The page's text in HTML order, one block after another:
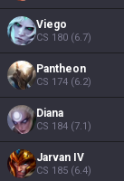
Viego
CS 180 (6.7)
Pantheon
CS 174 (6.2)
Diana
CS 184 (7.1)
Jarvan IV
CS 185 (6.4)